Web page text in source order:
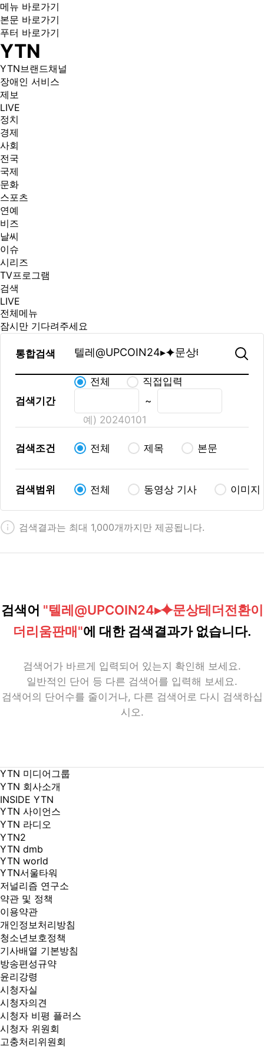
메뉴 바로가기
본문 바로가기
푸터 바로가기
YTN
YTN브랜드채널
장애인 서비스
제보
LIVE
정치
경제
사회
전국
국제
문화
스포츠
연예
비즈
날씨
이슈
시리즈
TV프로그램
검색
LIVE
전체메뉴
잠시만 기다려주세요
통합검색
검색기간
전체
직접입력
~
예) 20240101
검색조건 전체 제목 본문
검색범위 전체 동영상 기사 이미지
검색결과는 최대 1,000개까지만 제공됩니다.
검색어 "텔레@UPCOIN24▸⯌문상테더전환이
더리움판매"에 대한 검색결과가 없습니다.
검색어가 바르게 입력되어 있는지 확인해 보세요.
일반적인 단어 등 다른 검색어를 입력해 보세요.
검색어의 단어수를 줄이거나, 다른 검색어로 다시 검색하십
시오.
YTN 미디어그룹
YTN 회사소개
INSIDE YTN
YTN 사이언스
YTN 라디오
YTN2
YTN dmb
YTN world
YTN서울타워
저널리즘 연구소
약관 및 정책
이용약관
개인정보처리방침
청소년보호정책
기사배열 기본방침
방송편성규약
윤리강령
시청자실
시청자의견
시청자 비평 플러스
시청자 위원회
고충처리위원회